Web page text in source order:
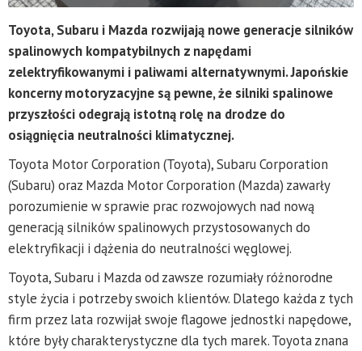
Toyota, Subaru i Mazda rozwijają nowe generacje silników
spalinowych kompatybilnych z napędami
zelektryfikowanymi i paliwami alternatywnymi. Japońskie
koncerny motoryzacyjne są pewne, że silniki spalinowe
przyszłości odegrają istotną rolę na drodze do
osiągnięcia neutralności klimatycznej.
Toyota Motor Corporation (Toyota), Subaru Corporation
(Subaru) oraz Mazda Motor Corporation (Mazda) zawarły
porozumienie w sprawie prac rozwojowych nad nową
generacją silników spalinowych przystosowanych do
elektryfikacji i dążenia do neutralności węglowej.
Toyota, Subaru i Mazda od zawsze rozumiały różnorodne
style życia i potrzeby swoich klientów. Dlatego każda z tych
firm przez lata rozwijał swoje flagowe jednostki napędowe,
które były charakterystyczne dla tych marek. Toyota znana